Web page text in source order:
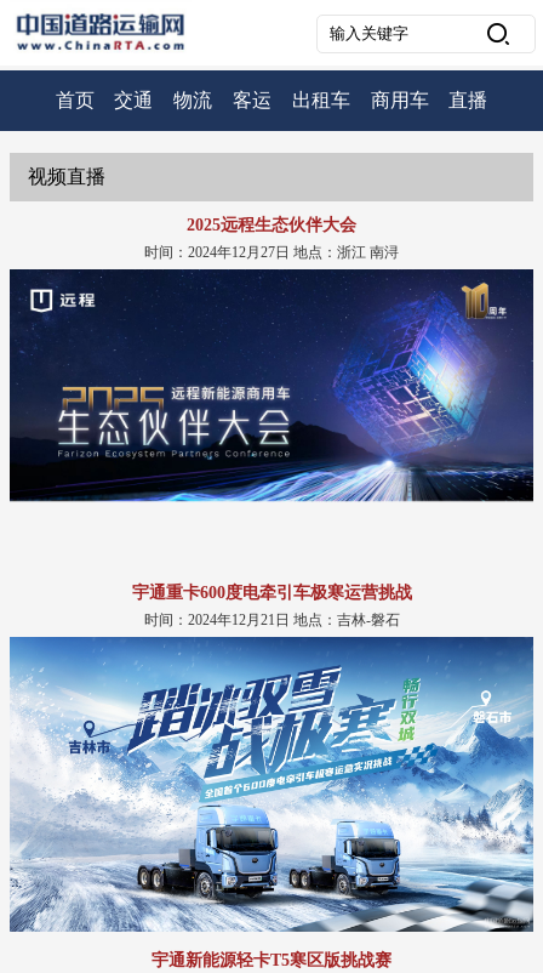
首页 交通 物流 客运 出租车 商用车 直播
视频直播
2025远程生态伙伴大会
时间：2024年12月27日 地点：浙江 南浔
宇通重卡600度电牵引车极寒运营挑战
时间：2024年12月21日 地点：吉林-磐石
宇通新能源轻卡T5寒区版挑战赛